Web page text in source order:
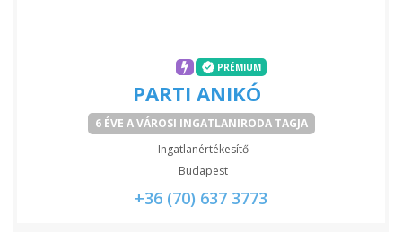
PRÉMIUM
PARTI ANIKÓ
6 ÉVE A VÁROSI INGATLANIRODA TAGJA
Ingatlanértékesítő
Budapest
+36 (70) 637 3773